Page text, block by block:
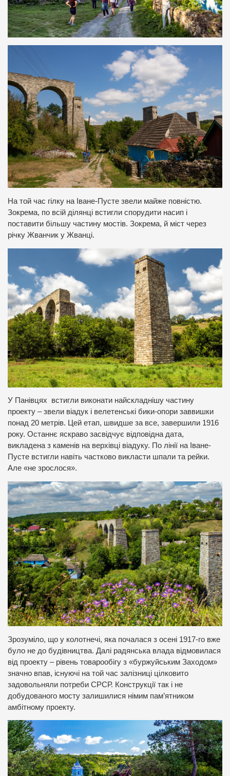
На той час гілку на Іване-Пусте звели майже повністю.
Зокрема, по всій ділянці встигли спорудити насип і
поставити більшу частину мостів. Зокрема, й міст через
річку Жванчик у Жванці.
У Панівцях встигли виконати найскладнішу частину
проекту – звели віадук і велетенські бики-опори заввишки
понад 20 метрів. Цей етап, швидше за все, завершили 1916
року. Останнє яскраво засвідчує відповідна дата,
викладена з каменів на верхівці віадуку. По лінії на Іване-
Пусте встигли навіть частково викласти шпали та рейки.
Але «не зрослося».
Зрозуміло, що у колотнечі, яка почалася з осені 1917-го вже
було не до будівництва. Далі радянська влада відмовилася
від проекту – рівень товарообігу з «буржуйським Заходом»
значно впав, існуючі на той час залізниці цілковито
задовольняли потреби СРСР. Конструкції так і не
добудованого мосту залишилися німим пам’ятником
амбітному проекту.